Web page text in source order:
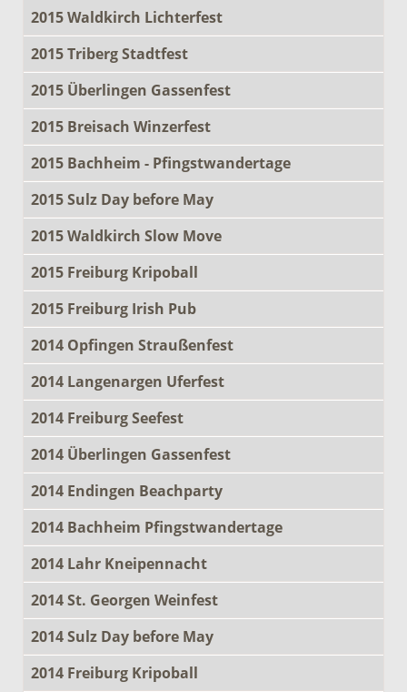
2015 Waldkirch Lichterfest
2015 Triberg Stadtfest
2015 Überlingen Gassenfest
2015 Breisach Winzerfest
2015 Bachheim - Pfingstwandertage
2015 Sulz Day before May
2015 Waldkirch Slow Move
2015 Freiburg Kripoball
2015 Freiburg Irish Pub
2014 Opfingen Straußenfest
2014 Langenargen Uferfest
2014 Freiburg Seefest
2014 Überlingen Gassenfest
2014 Endingen Beachparty
2014 Bachheim Pfingstwandertage
2014 Lahr Kneipennacht
2014 St. Georgen Weinfest
2014 Sulz Day before May
2014 Freiburg Kripoball